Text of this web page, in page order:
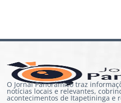
O Jornal Panorâmico traz
notícias locais e relevantes,
acontecimentos de Itapetininga e